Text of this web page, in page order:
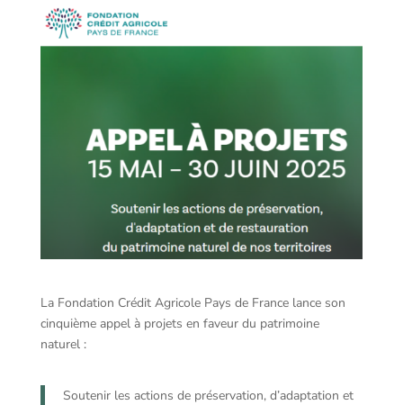
La Fondation Crédit Agricole Pays de France lance son
cinquième appel à projets en faveur du patrimoine
naturel :
Soutenir les actions de préservation, d’adaptation et